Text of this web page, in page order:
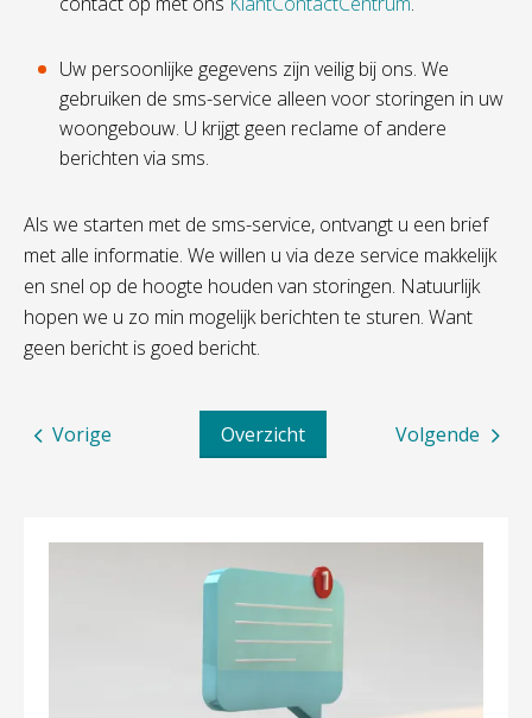
Uw persoonlijke gegevens zijn veilig bij ons. We
gebruiken de sms-service alleen voor storingen in uw
woongebouw. U krijgt geen reclame of andere
berichten via sms.
Als we starten met de sms-service, ontvangt u een brief
met alle informatie. We willen u via deze service makkelijk
en snel op de hoogte houden van storingen. Natuurlijk
hopen we u zo min mogelijk berichten te sturen. Want
geen bericht is goed bericht.
Volgende
Overzicht
Vorige